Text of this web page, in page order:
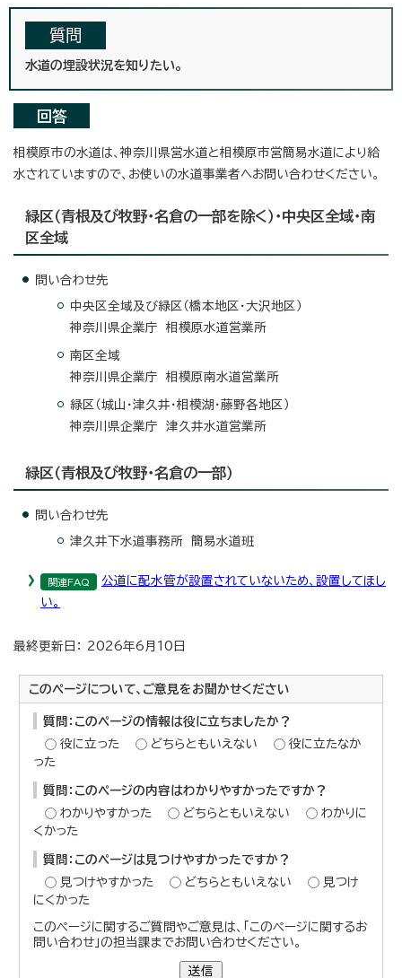
質問
水道の埋設状況を知りたい。
回答
相模原市の水道は、神奈川県営水道と相模原市営簡易水道により給
水されていますので、お使いの水道事業者へお問い合わせください。
緑区（青根及び牧野・名倉の一部を除く）・中央区全域・南
区全域
問い合わせ先
中央区全域及び緑区（橋本地区・大沢地区）
神奈川県企業庁 相模原水道営業所
南区全域
神奈川県企業庁 相模原南水道営業所
緑区（城山・津久井・相模湖・藤野各地区）
神奈川県企業庁 津久井水道営業所
緑区（青根及び牧野・名倉の一部）
問い合わせ先
津久井下水道事務所 簡易水道班
関連FAQ
公道に配水管が設置されていないため、設置してほし
い。
最終更新日： 2026年6月10日
このページについて、ご意見をお聞かせください
質問：このページの情報は役に立ちましたか？
役に立った
どちらともいえない
役に立たなか
った
質問：このページの内容はわかりやすかったですか？
わかりやすかった
どちらともいえない
わかりに
くかった
質問：このページは見つけやすかったですか？
見つけやすかった
どちらともいえない
見つけ
にくかった
このページに関するご質問やご意見は、「このページに関するお
問い合わせ」の担当課までお問い合わせください。
送信